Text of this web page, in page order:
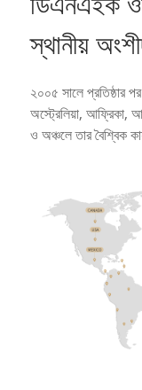
স্থানীয়
২০০৫ সালে প্রতিষ্ঠার
অস্ট্রেলিয়া, আফ্রিকা,
ও অঞ্চলে তার বৈশ্বিক